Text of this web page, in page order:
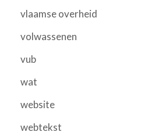
vlaamse overheid
volwassenen
vub
wat
website
webtekst